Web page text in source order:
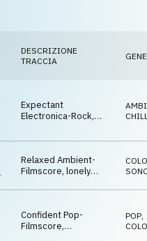
DESCRIZIONE
TRACCIA
Expectant
Electronica-Rock,
tense & expectant
CHILL
Relaxed Ambient-
Filmscore, lonely
now or never
Confident Pop-
Filmscore,
POP